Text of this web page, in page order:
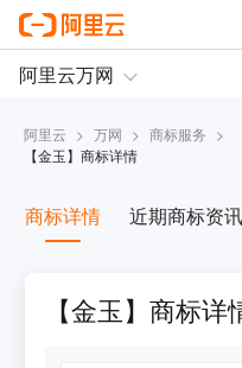
阿里云 > 万网 > 商标服务 >
【金玉】商标详情
商标详情 近期商标资讯
【金玉】商标详